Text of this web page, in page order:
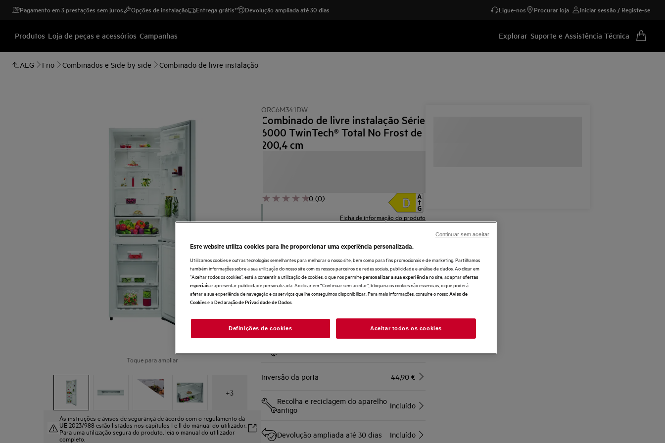
Pagamento em 3 prestações sem juros Opções de instalação Entrega grátis* Devolução ampliada até 30 dias Ligue-nos Procurar loja Iniciar sessão / Registe-se
Produtos Loja de peças e acessórios Campanhas Explorar Suporte e Assistência Técnica
AEG Frio Combinados e Side by side Combinado de livre instalação
Toque para ampliar
+3
As instruções e avisos de segurança de acordo com o regulamento da
UE 2023/988 estão listados nos capítulos I e II do manual do utilizador.
Para uma utilização segura do produto, leia o manual do utilizador
completo.
ORC6M341DW
Combinado de livre instalação Série
6000 TwinTech® Total No Frost de
200,4 cm
0 (0)
Ficha de informação do produto
Benefícios
alimentos hidratados.
TwinTech Total No Frost protege os alimentos, elimina a
necessidade de descongelar.
Tecnologia MultiFlow para preservar os alimentos na
perfeição.
Compre diretamente à AEG e obtenha*
Entrega ao domicílio Incluído
Inversão da porta 44,90 €
Recolha e reciclagem do aparelho
antigo
Incluído
Devolução ampliada até 30 dias Incluído
Este website utiliza cookies para lhe proporcionar uma experiência personalizada.
Utilizamos cookies e outras tecnologias semelhantes para melhorar o nosso site, bem como para fins promocionais e de marketing. Partilhamos
também informações sobre a sua utilização do nosso site com os nossos parceiros de redes sociais, publicidade e análise de dados. Ao clicar em
"Aceitar todos os cookies”, está a consentir a utilização de cookies, o que nos permitepersonalizar a sua experiênciano site, adaptarofertas
especiaise apresentar publicidade personalizada. Ao clicar em “Continuar sem aceitar”, bloqueia os cookies não essenciais, o que poderá
afetar a sua experiência de navegação e os serviços que lhe conseguimos disponibilizar. Para mais informações, consulte o nossoAviso de
Cookiese aDeclaração de Privacidade de Dados
Definições de cookies Aceitar todos os cookies
Continuar sem aceitar